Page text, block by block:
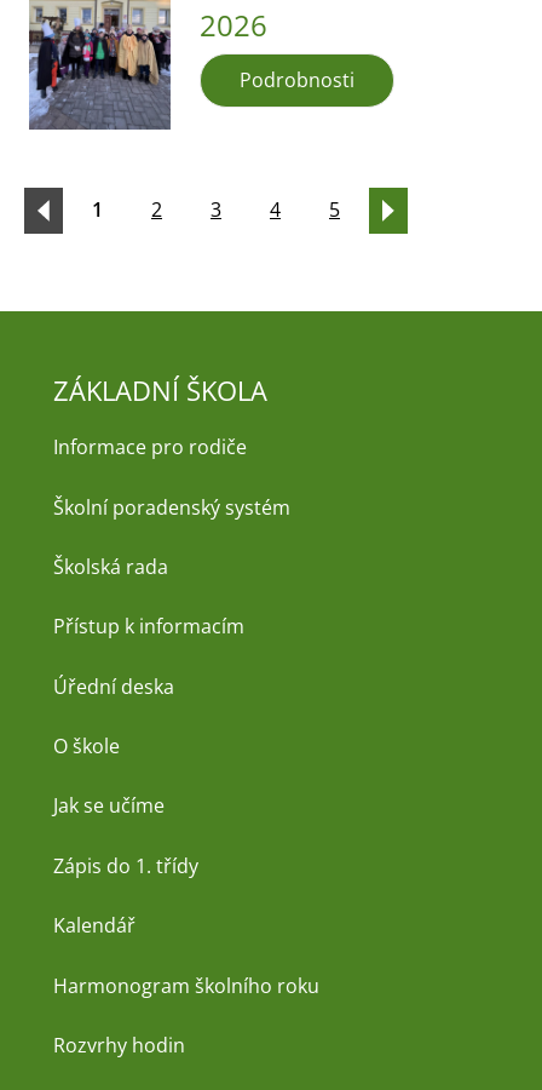
2026
Podrobnosti
1 2 3 4 5
ZÁKLADNÍ ŠKOLA
Informace pro rodiče
Školní poradenský systém
Školská rada
Přístup k informacím
Úřední deska
O škole
Jak se učíme
Zápis do 1. třídy
Kalendář
Harmonogram školního roku
Rozvrhy hodin